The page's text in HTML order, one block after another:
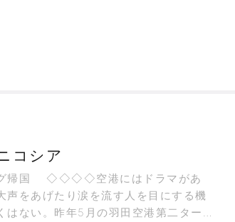
コシア
ドラマがあ
声をあげたり涙を流す人を目にする機
はない。昨年5月の羽田空港第二ターミ